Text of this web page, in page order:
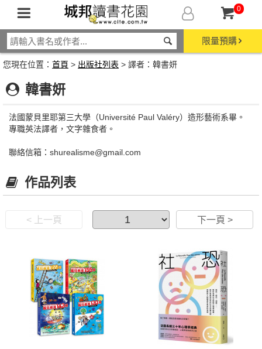
0
限量預購
您現在位置： 首頁 > 出版社列表 > 譯者：韓書妍
韓書妍
法國蒙貝里耶第三大學（Université Paul Valéry）造形藝術系畢。
專職英法譯者，文字雜食者。
聯絡信箱：shurealisme@gmail.com
作品列表
< 上一頁 下一頁 >